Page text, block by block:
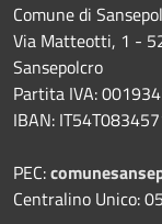
Comune di
Via Matteotti, 1 -
Sansepolcro
Partita IVA:
IBAN:
PEC:
Centralino Unico: